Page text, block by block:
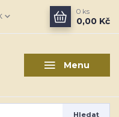
Menu
Hledat
0 ks
0,00 Kč